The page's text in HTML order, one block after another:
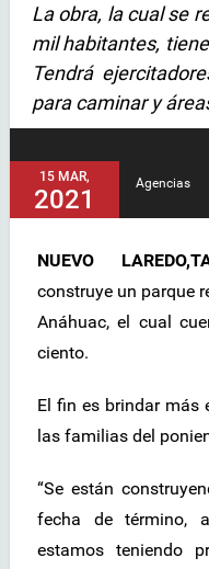
La obra, la cual se
mil habitantes,
Tendrá
para caminar y
15 MAR,
2021
Agencias
NUEVO
construye un parque
Anáhuac, el cual
ciento.
El fin es brindar más
las familias del
“Se están
fecha de término,
estamos teniendo